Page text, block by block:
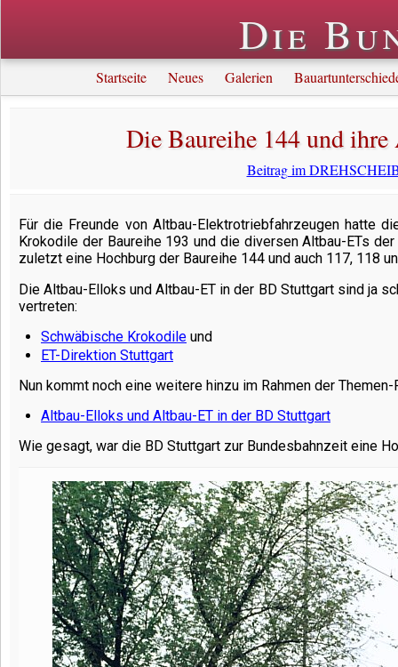
Die Baureihe 144 und
Beitrag im
Für die Freunde von Altbau-Elektrotriebfahrzeugen hatte
Krokodile der Baureihe 193 und die diversen Altbau-ETs
zuletzt eine Hochburg der Baureihe 144 und auch 117, 118
Die Altbau-Elloks und Altbau-ET in der BD Stuttgart sind ja
vertreten:
Schwäbische Krokodile und
ET-Direktion Stuttgart
Nun kommt noch eine weitere hinzu im Rahmen der
Altbau-Elloks und Altbau-ET in der BD Stuttgart
Wie gesagt, war die BD Stuttgart zur Bundesbahnzeit eine
Die
Startseite Neues Galerien